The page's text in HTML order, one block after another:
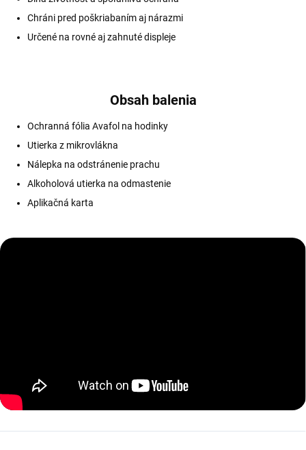
Chráni pred poškriabaním aj nárazmi
Určené na rovné aj zahnuté displeje
Obsah balenia
Ochranná fólia Avafol na hodinky
Utierka z mikrovlákna
Nálepka na odstránenie prachu
Alkoholová utierka na odmastenie
Aplikačná karta